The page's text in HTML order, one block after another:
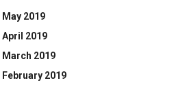
May 2019
April 2019
March 2019
February 2019